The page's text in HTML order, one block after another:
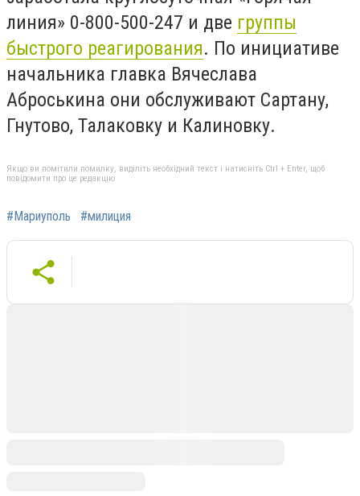
линия» 0-800-500-247 и две группы
быстрого реагирования. По инициативе
начальника главка Вячеслава
Аброськина они обслуживают Сартану,
Гнутово, Талаковку и Калиновку.
Якщо ви помітили помилку, виділіть необхідний текст і натисніть Ctrl + Enter, щоб
повідомити про це редакцію
#Мариуполь #милиция